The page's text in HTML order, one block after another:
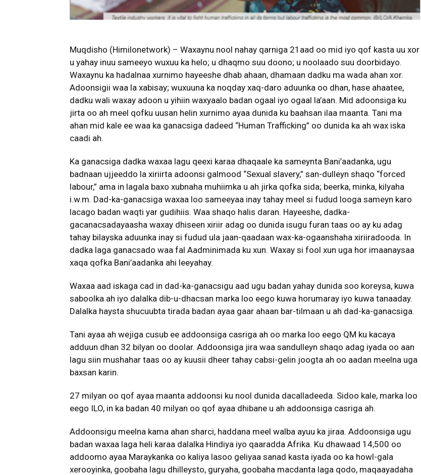
Muqdisho (Himilonetwork) – Waxaynu nool nahay qarniga 21aad oo mid iyo qof kasta uu xor
u yahay inuu sameeyo wuxuu ka helo; u dhaqmo suu doono; u noolaado suu doorbidayo.
Waxaynu ka hadalnaa xurnimo hayeeshe dhab ahaan, dhamaan dadku ma wada ahan xor.
Adoonsigii waa la xabisay; wuxuuna ka noqday xaq-daro aduunka oo dhan, hase ahaatee,
dadku wali waxay adoon u yihiin waxyaalo badan ogaal iyo ogaal la’aan. Mid adoonsiga ku
jirta oo ah meel qofku uusan helin xurnimo ayaa dunida ku baahsan ilaa maanta. Tani ma
ahan mid kale ee waa ka ganacsiga dadeed “Human Trafficking” oo dunida ka ah wax iska
caadi ah.
Ka ganacsiga dadka waxaa lagu qeexi karaa dhaqaale ka sameynta Bani’aadanka, ugu
badnaan ujjeeddo la xiriirta adoonsi galmood “Sexual slavery,” san-dulleyn shaqo “forced
labour,” ama in lagala baxo xubnaha muhiimka u ah jirka qofka sida; beerka, minka, kilyaha
i.w.m. Dad-ka-ganacsiga waxaa loo sameeyaa inay tahay meel si fudud looga sameyn karo
lacago badan waqti yar gudihiis. Waa shaqo halis daran. Hayeeshe, dadka-
gacanacsadayaasha waxay dhiseen xiriir adag oo dunida isugu furan taas oo ay ku adag
tahay bilayska aduunka inay si fudud ula jaan-qaadaan wax-ka-ogaanshaha xiriiradooda. In
dadka laga ganacsado waa fal Aadminimada ku xun. Waxay si fool xun uga hor imaanaysaa
xaqa qofka Bani’aadanka ahi leeyahay.
Waxaa aad iskaga cad in dad-ka-ganacsigu aad ugu badan yahay dunida soo koreysa, kuwa
saboolka ah iyo dalalka dib-u-dhacsan marka loo eego kuwa horumaray iyo kuwa tanaaday.
Dalalka haysta shucuubta tirada badan ayaa gaar ahaan bar-tilmaan u ah dad-ka-ganacsiga.
Tani ayaa ah wejiga cusub ee addoonsiga casriga ah oo marka loo eego QM ku kacaya
adduun dhan 32 bilyan oo doolar. Addoonsiga jira waa sandulleyn shaqo adag iyada oo aan
lagu siin mushahar taas oo ay kuusii dheer tahay cabsi-gelin joogta ah oo aadan meelna uga
baxsan karin.
27 milyan oo qof ayaa maanta addoonsi ku nool dunida dacalladeeda. Sidoo kale, marka loo
eego ILO, in ka badan 40 milyan oo qof ayaa dhibane u ah addoonsiga casriga ah.
Addoonsigu meelna kama ahan sharci, haddana meel walba ayuu ka jiraa. Addoonsiga ugu
badan waxaa laga heli karaa dalalka Hindiya iyo qaaradda Afrika. Ku dhawaad 14,500 oo
addoomo ayaa Maraykanka oo kaliya lasoo geliyaa sanad kasta iyada oo ka howl-gala
xerooyinka, goobaha lagu dhilleysto, guryaha, goobaha macdanta laga qodo, maqaayadaha